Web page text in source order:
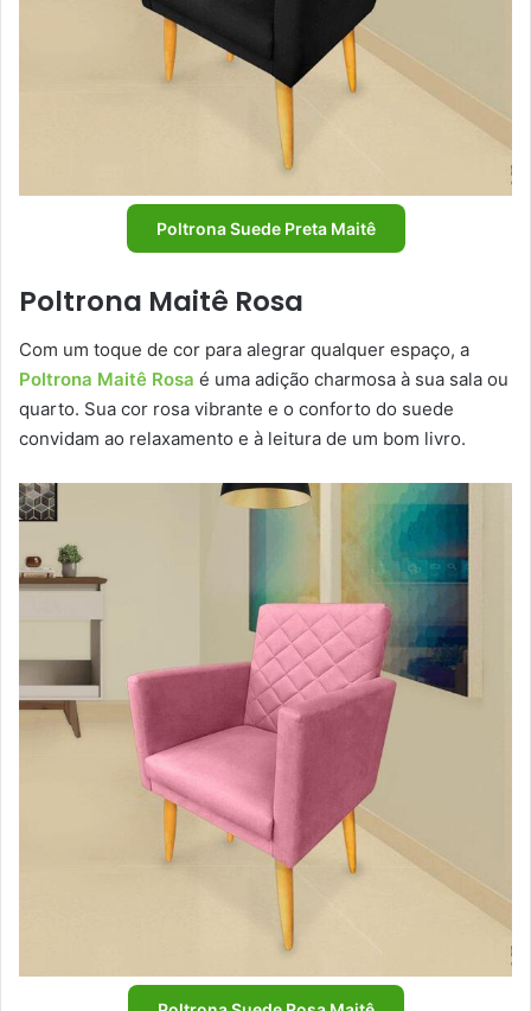
Poltrona Suede Preta Maitê
Poltrona Maitê Rosa
Com um toque de cor para alegrar qualquer espaço, a
Poltrona Maitê Rosa é uma adição charmosa à sua sala ou
quarto. Sua cor rosa vibrante e o conforto do suede
convidam ao relaxamento e à leitura de um bom livro.